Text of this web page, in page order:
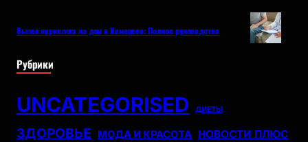
Вызов нарколога на дом в Кемерово: Полное руководство
Рубрики
UNCATEGORISED ДИЕТЫ
ЗДОРОВЬЕ МОДА И КРАСОТА НОВОСТИ ПЛЮС